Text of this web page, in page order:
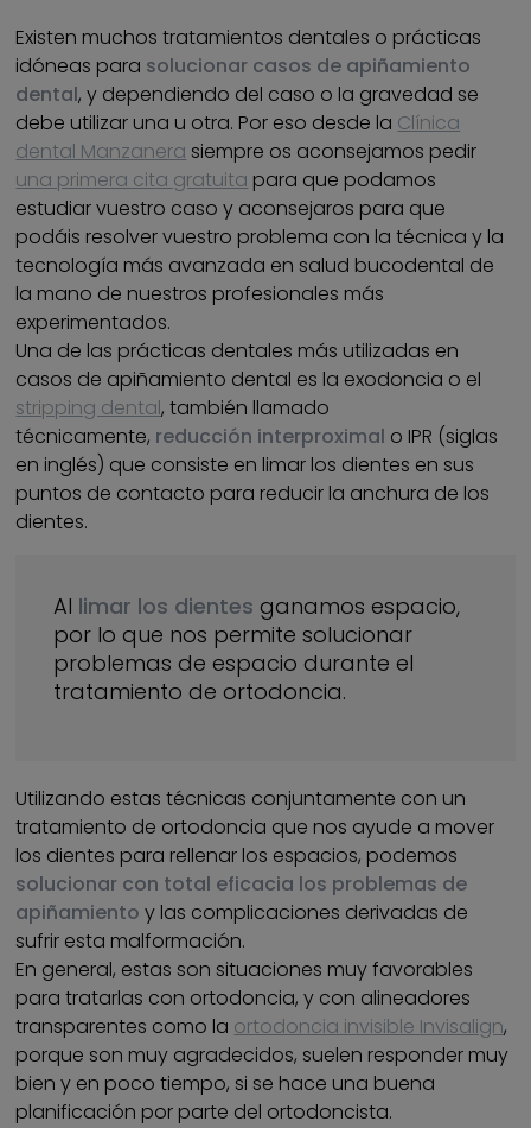
Existen muchos tratamientos dentales o prácticas
idóneas para solucionar casos de apiñamiento
dental, y dependiendo del caso o la gravedad se
debe utilizar una u otra. Por eso desde la Clínica
dental Manzanera siempre os aconsejamos pedir
una primera cita gratuita para que podamos
estudiar vuestro caso y aconsejaros para que
podáis resolver vuestro problema con la técnica y la
tecnología más avanzada en salud bucodental de
la mano de nuestros profesionales más
experimentados.
Una de las prácticas dentales más utilizadas en
casos de apiñamiento dental es la exodoncia o el
stripping dental, también llamado
técnicamente, reducción interproximal o IPR (siglas
en inglés) que consiste en limar los dientes en sus
puntos de contacto para reducir la anchura de los
dientes.
Al limar los dientes ganamos espacio,
por lo que nos permite solucionar
problemas de espacio durante el
tratamiento de ortodoncia.
Utilizando estas técnicas conjuntamente con un
tratamiento de ortodoncia que nos ayude a mover
los dientes para rellenar los espacios, podemos
solucionar con total eficacia los problemas de
apiñamiento y las complicaciones derivadas de
sufrir esta malformación.
En general, estas son situaciones muy favorables
para tratarlas con ortodoncia, y con alineadores
transparentes como la ortodoncia invisible Invisalign,
porque son muy agradecidos, suelen responder muy
bien y en poco tiempo, si se hace una buena
planificación por parte del ortodoncista.